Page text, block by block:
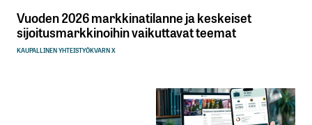
Vuoden 2026 markkinatilanne ja keskeiset
sijoitusmarkkinoihin vaikuttavat teemat
KAUPALLINEN YHTEISTYÖKVARN X